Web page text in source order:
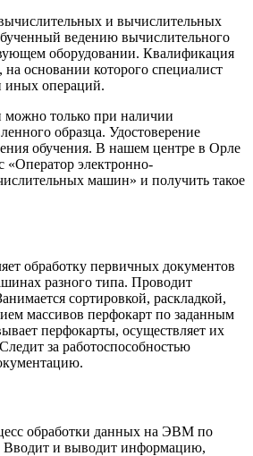
и вычислительных
ведению вычислительного
оборудовании. Квалификация
на основании которого специалист
иных операций.
можно только при наличии
образца. Удостоверение
обучения. В нашем центре в Орле
«Оператор электронно-
машин» и получить такое
обработку первичных документов
разного типа. Проводит
сортировкой, раскладкой,
массивов перфокарт по заданным
перфокарты, осуществляет их
за работоспособностью
обработки данных на ЭВМ по
Вводит и выводит информацию,